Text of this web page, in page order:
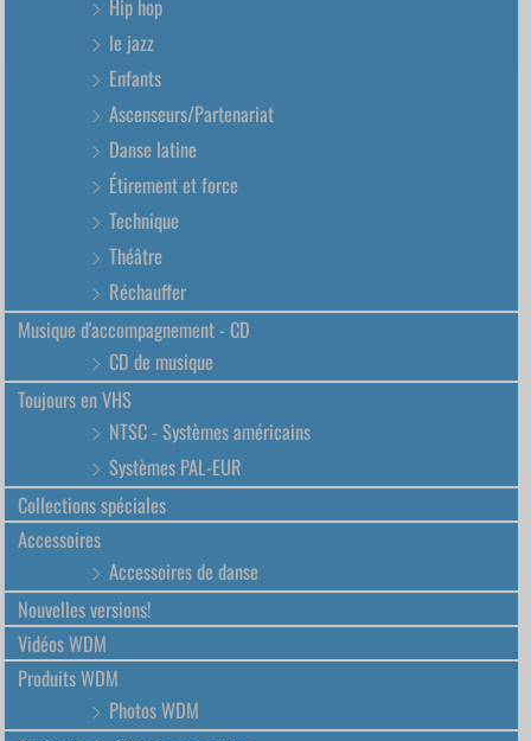
Hip hop
le jazz
Enfants
Ascenseurs/Partenariat
Danse latine
Étirement et force
Technique
Théâtre
Réchauffer
Musique d'accompagnement - CD
CD de musique
Toujours en VHS
NTSC - Systèmes américains
Systèmes PAL-EUR
Collections spéciales
Accessoires
Accessoires de danse
Nouvelles versions!
Vidéos WDM
Produits WDM
Photos WDM